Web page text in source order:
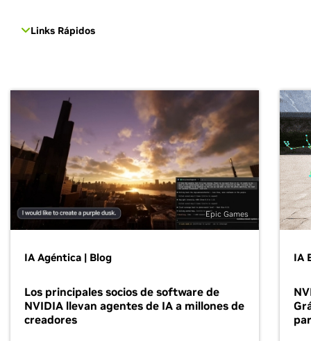
Links Rápidos
Epic Games
IA Agéntica | Blog
Los principales socios de software de
NVIDIA llevan agentes de IA a millones de
creadores
IA